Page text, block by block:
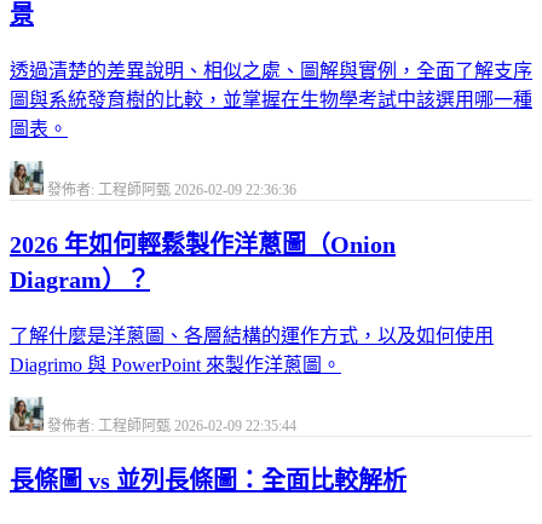
景
透過清楚的差異說明、相似之處、圖解與實例，全面了解支序
圖與系統發育樹的比較，並掌握在生物學考試中該選用哪一種
圖表。
發佈者: 工程師阿甄 2026-02-09 22:36:36
2026 年如何輕鬆製作洋蔥圖（Onion
Diagram）？
了解什麼是洋蔥圖、各層結構的運作方式，以及如何使用
Diagrimo 與 PowerPoint 來製作洋蔥圖。
發佈者: 工程師阿甄 2026-02-09 22:35:44
長條圖 vs 並列長條圖：全面比較解析